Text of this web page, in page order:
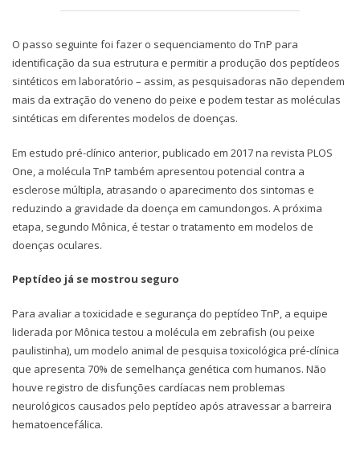
O passo seguinte foi fazer o sequenciamento do TnP para
identificação da sua estrutura e permitir a produção dos peptídeos
sintéticos em laboratório – assim, as pesquisadoras não dependem
mais da extração do veneno do peixe e podem testar as moléculas
sintéticas em diferentes modelos de doenças.
Em estudo pré-clínico anterior, publicado em 2017 na revista PLOS
One, a molécula TnP também apresentou potencial contra a
esclerose múltipla, atrasando o aparecimento dos sintomas e
reduzindo a gravidade da doença em camundongos. A próxima
etapa, segundo Mônica, é testar o tratamento em modelos de
doenças oculares.
Peptídeo já se mostrou seguro
Para avaliar a toxicidade e segurança do peptídeo TnP, a equipe
liderada por Mônica testou a molécula em zebrafish (ou peixe
paulistinha), um modelo animal de pesquisa toxicológica pré-clínica
que apresenta 70% de semelhança genética com humanos. Não
houve registro de disfunções cardíacas nem problemas
neurológicos causados pelo peptídeo após atravessar a barreira
hematoencefálica.